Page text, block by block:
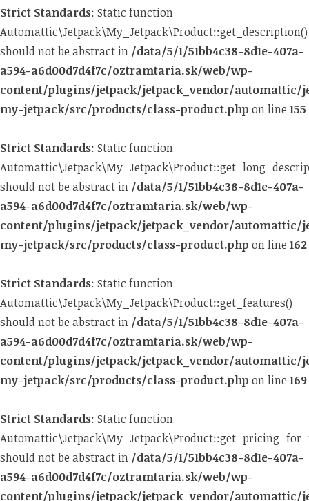
Strict Standards: Static function
Automattic\Jetpack\My_Jetpack\Product::get_description()
should not be abstract in /data/5/1/51bb4c38-8d1e-407a-
a594-a6d00d7d4f7c/oztramtaria.sk/web/wp-
content/plugins/jetpack/jetpack_vendor/automattic/
my-jetpack/src/products/class-product.php on line 155
Strict Standards: Static function
should not be abstract in /data/5/1/51bb4c38-8d1e-407a-
a594-a6d00d7d4f7c/oztramtaria.sk/web/wp-
content/plugins/jetpack/jetpack_vendor/automattic/
my-jetpack/src/products/class-product.php on line 162
Strict Standards: Static function
Automattic\Jetpack\My_Jetpack\Product::get_features()
should not be abstract in /data/5/1/51bb4c38-8d1e-407a-
a594-a6d00d7d4f7c/oztramtaria.sk/web/wp-
content/plugins/jetpack/jetpack_vendor/automattic/
my-jetpack/src/products/class-product.php on line 169
Strict Standards: Static function
should not be abstract in /data/5/1/51bb4c38-8d1e-407a-
a594-a6d00d7d4f7c/oztramtaria.sk/web/wp-
content/plugins/jetpack/jetpack_vendor/automattic/